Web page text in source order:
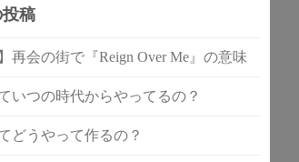
稿
再会の街で『Reign Over Me』の意味
いつの時代からやってるの？
どうやって作るの？